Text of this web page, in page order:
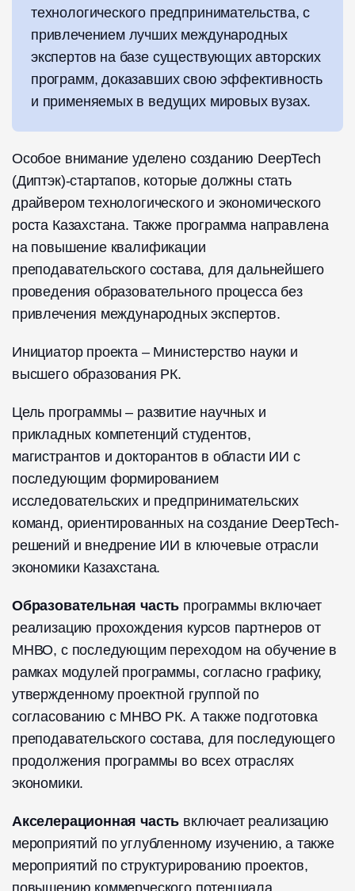
технологического предпринимательства, с
привлечением лучших международных
экспертов на базе существующих авторских
программ, доказавших свою эффективность
и применяемых в ведущих мировых вузах.
Особое внимание уделено созданию DeepTech
(Диптэк)-стартапов, которые должны стать
драйвером технологического и экономического
роста Казахстана. Также программа направлена
на повышение квалификации
преподавательского состава, для дальнейшего
проведения образовательного процесса без
привлечения международных экспертов.
Инициатор проекта – Министерство науки и
высшего образования РК.
Цель программы – развитие научных и
прикладных компетенций студентов,
магистрантов и докторантов в области ИИ с
последующим формированием
исследовательских и предпринимательских
команд, ориентированных на создание DeepTech-
решений и внедрение ИИ в ключевые отрасли
экономики Казахстана.
Образовательная часть программы включает
реализацию прохождения курсов партнеров от
МНВО, с последующим переходом на обучение в
рамках модулей программы, согласно графику,
утвержденному проектной группой по
согласованию с МНВО РК. А также подготовка
преподавательского состава, для последующего
продолжения программы во всех отраслях
экономики.
Акселерационная часть включает реализацию
мероприятий по углубленному изучению, а также
мероприятий по структурированию проектов,